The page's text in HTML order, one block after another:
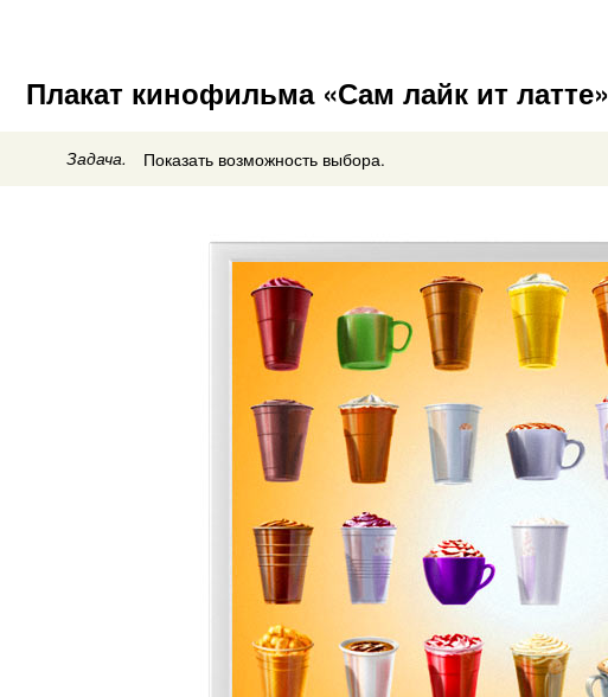
Плакат кинофильма «Сам лайк ит латте»
Задача. Показать возможность выбора.